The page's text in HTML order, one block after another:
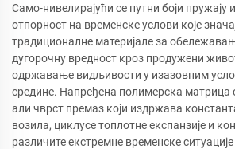
Само-нивелирајући се путни боји пружају
отпорност на временске услови које
традиционалне материјале за
дугорочну вредност кроз продужени
одржавање видљивости у изазовним
средине. Напређена полимерска матрица
али чврст премаз који издржава
возила, циклусе топлотне експанзије и
различите екстремне временске